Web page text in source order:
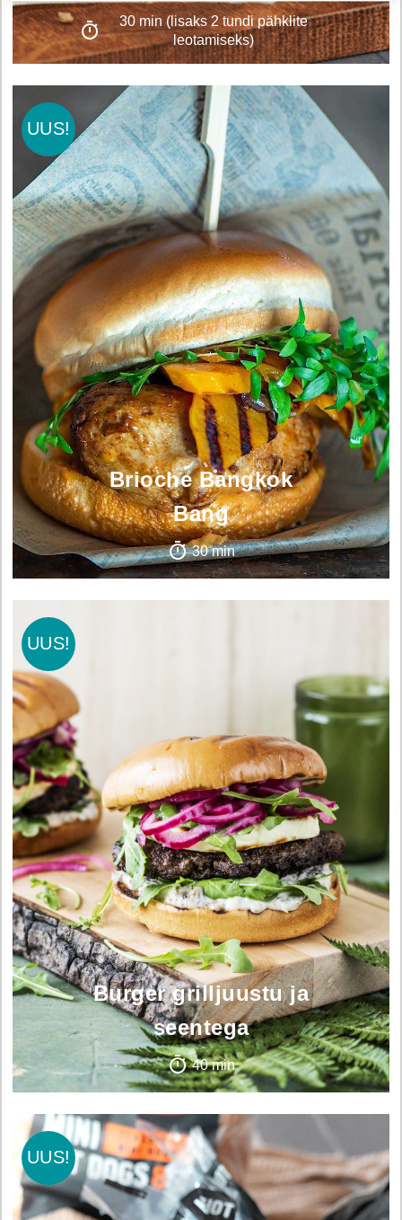
30 min (lisaks 2 tundi pähklite
leotamiseks)
UUS!
Brioche Bangkok
Bang
30 min
UUS!
Burger grilljuustu ja
seentega
40 min
UUS!